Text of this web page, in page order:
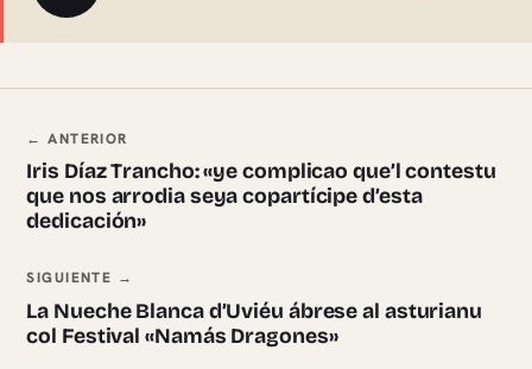
Navegación ente pieces
← ANTERIOR
Iris Díaz Trancho: «ye complicao que’l contestu
que nos arrodia seya copartícipe d’esta
dedicación»
SIGUIENTE →
La Nueche Blanca d’Uviéu ábrese al asturianu
col Festival «Namás Dragones»